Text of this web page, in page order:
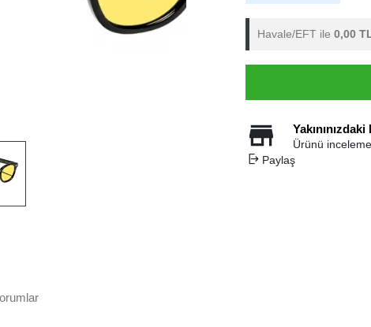
Havale/EFT ile 0,00
Ürünü
Paylaş